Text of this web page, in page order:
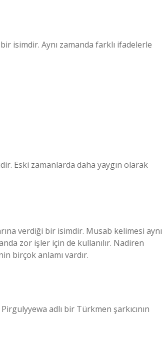
isimdir. Aynı zamanda farklı ifadelerle
Eski zamanlarda daha yaygın olarak
verdiği bir isimdir. Musab kelimesi aynı
zor işler için de kullanılır. Nadiren
birçok anlamı vardır.
adlı bir Türkmen şarkıcının